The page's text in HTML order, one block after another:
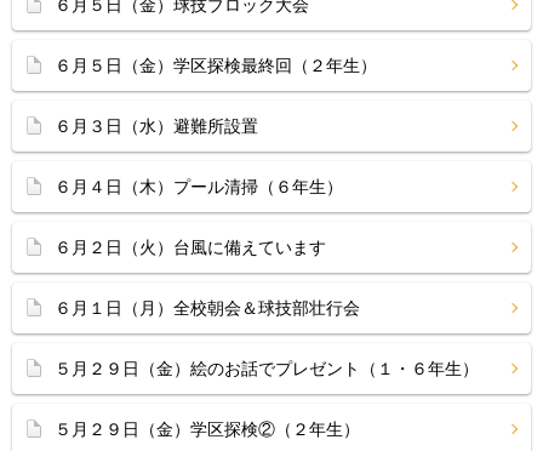
６月５日（金）球技ブロック大会
６月５日（金）学区探検最終回（２年生）
６月３日（水）避難所設置
６月４日（木）プール清掃（６年生）
６月２日（火）台風に備えています
６月１日（月）全校朝会＆球技部壮行会
５月２９日（金）絵のお話でプレゼント（１・６年生）
５月２９日（金）学区探検②（２年生）